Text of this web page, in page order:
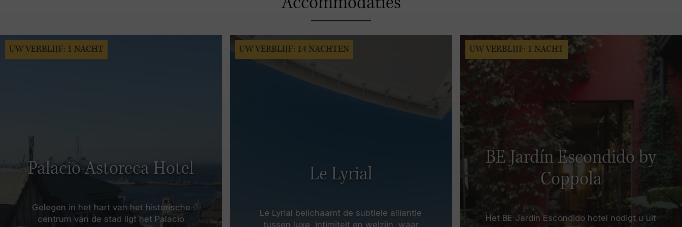
Accommodaties
Palacio Astoreca Hotel
Gelegen in het hart van het historische
centrum van de stad ligt het Palacio
UW VERBLIJF: 1 NACHT
Le Lyrial
Le Lyrial belichaamt de subtiele alliantie
tussen luxe, intimiteit en welzijn, waar
UW VERBLIJF: 14 NACHTEN
BE Jardín Escondido by
Coppola
Het BE Jardin Escondido hotel nodigt u uit
UW VERBLIJF: 1 NACHT